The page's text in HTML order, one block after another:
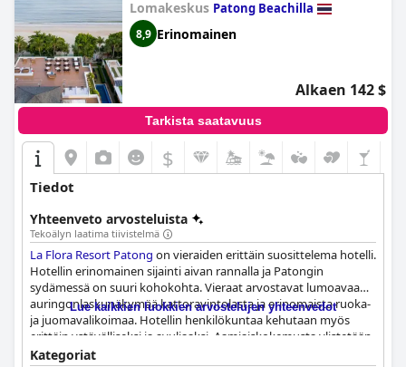
Lomakeskus Patong Beachilla
8,9 Erinomainen
Alkaen 142 $
Tarkista saatavuus
$
Tiedot
Yhteenveto arvosteluista
Tekoälyn laatima tiivistelmä
La Flora Resort Patong on vieraiden erittäin suosittelema hotelli.
Hotellin erinomainen sijainti aivan rannalla ja Patongin
sydämessä on suuri kohokohta. Vieraat arvostavat lumoavaa
auringonlaskunäkymää kattoravintolasta ja erinomaista ruoka-
ja juomavalikoimaa. Hotellin henkilökuntaa kehutaan myös
erittäin ystävälliseksi ja avuliaaksi. Aamiaiskokemusta ylistetään
sen laajan ja herkullisen ruokavalikoiman sekä ystävällisen ja
Lue kaikkien luokkien arvostelujen yhteenvedot
Kategoriat